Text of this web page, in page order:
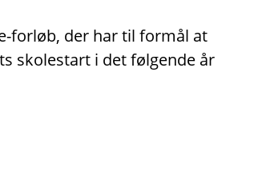
forløb, der har til formål at
skolestart i det følgende år